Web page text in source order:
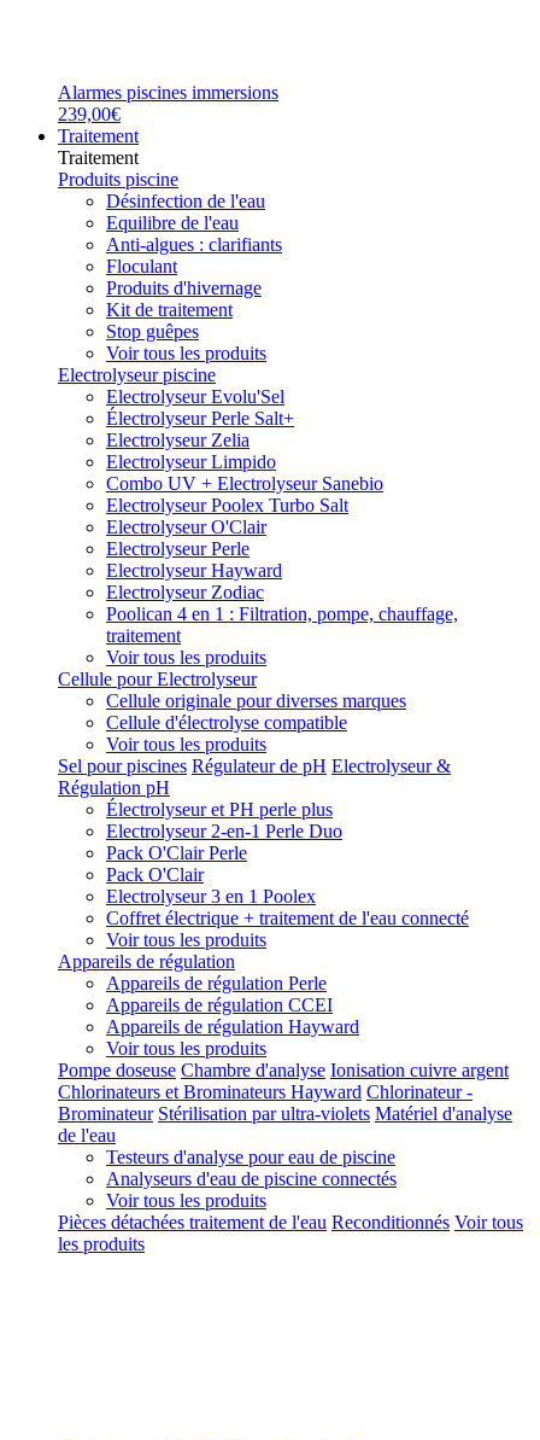
Alarmes piscines immersions
239,00€
Traitement
Traitement
Produits piscine
Désinfection de l'eau
Equilibre de l'eau
Anti-algues : clarifiants
Floculant
Produits d'hivernage
Kit de traitement
Stop guêpes
Voir tous les produits
Electrolyseur piscine
Electrolyseur Evolu'Sel
Électrolyseur Perle Salt+
Electrolyseur Zelia
Electrolyseur Limpido
Combo UV + Electrolyseur Sanebio
Electrolyseur Poolex Turbo Salt
Electrolyseur O'Clair
Electrolyseur Perle
Electrolyseur Hayward
Electrolyseur Zodiac
Poolican 4 en 1 : Filtration, pompe, chauffage,
traitement
Voir tous les produits
Cellule pour Electrolyseur
Cellule originale pour diverses marques
Cellule d'électrolyse compatible
Voir tous les produits
Sel pour piscines Régulateur de pH Electrolyseur &
Régulation pH
Électrolyseur et PH perle plus
Electrolyseur 2-en-1 Perle Duo
Pack O'Clair Perle
Pack O'Clair
Electrolyseur 3 en 1 Poolex
Coffret électrique + traitement de l'eau connecté
Voir tous les produits
Appareils de régulation
Appareils de régulation Perle
Appareils de régulation CCEI
Appareils de régulation Hayward
Voir tous les produits
Pompe doseuse Chambre d'analyse Ionisation cuivre argent
Chlorinateurs et Brominateurs Hayward Chlorinateur -
Brominateur Stérilisation par ultra-violets Matériel d'analyse
de l'eau
Testeurs d'analyse pour eau de piscine
Analyseurs d'eau de piscine connectés
Voir tous les produits
Pièces détachées traitement de l'eau Reconditionnés Voir tous
les produits